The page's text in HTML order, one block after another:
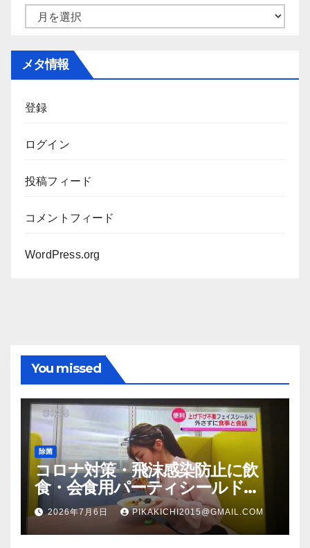
ー
メタ情報
登録
ログイン
投稿フィード
コメントフィード
WordPress.org
You missed
除菌
コロナ対策・飛沫感染防止に飲
食・会食用パーティシールド
（マスク会食代替品）ＦＢＣ福井
放送のＴＶ番組での紹介映像
2026年7月6日 PIKAKICHI2015@GMAIL.COM